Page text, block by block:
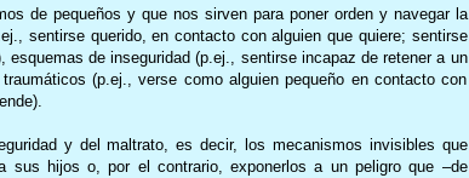
de pequeños y que nos sirven para poner orden y navegar la
sentirse querido, en contacto con alguien que quiere; sentirse
de inseguridad (p.ej., sentirse incapaz de retener a un
(p.ej., verse como alguien pequeño en contacto con
y del maltrato, es decir, los mecanismos invisibles que
sus hijos o, por el contrario, exponerlos a un peligro que –de